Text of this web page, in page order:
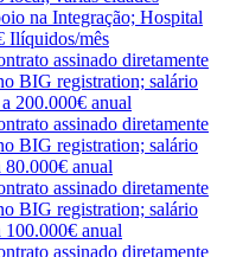
na Integração; Hospital
Ilíquidos/mês
assinado diretamente
BIG registration; salário
200.000€ anual
assinado diretamente
BIG registration; salário
anual
assinado diretamente
BIG registration; salário
anual
assinado diretamente